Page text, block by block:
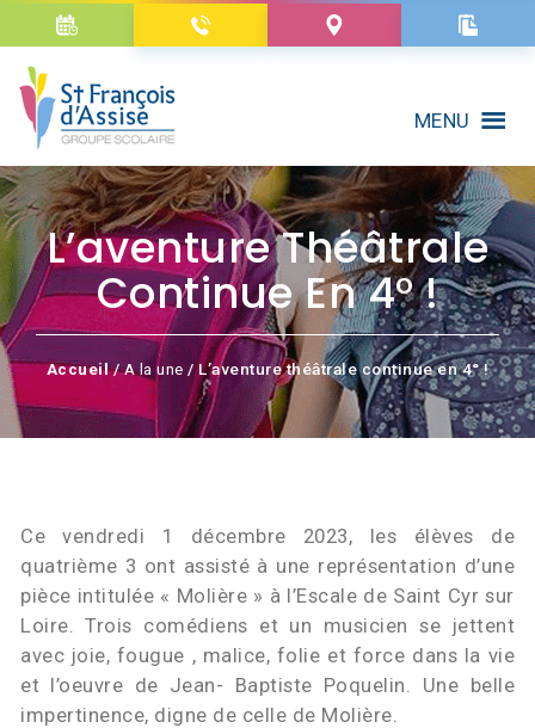
MENU
L’aventure Théâtrale
Continue En 4° !
Accueil/A la une / L’aventure théâtrale continue en 4° !
Ce vendredi 1 décembre 2023, les élèves de
quatrième 3 ont assisté à une représentation d’une
pièce intitulée « Molière » à l’Escale de Saint Cyr sur
Loire. Trois comédiens et un musicien se jettent
avec joie, fougue , malice, folie et force dans la vie
et l’oeuvre de Jean- Baptiste Poquelin. Une belle
impertinence, digne de celle de Molière.